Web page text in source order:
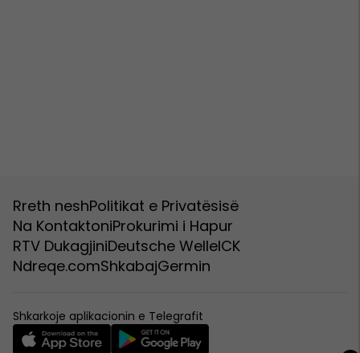
Rreth neshPolitikat e Privatësisë
Na KontaktoniProkurimi i Hapur
RTV DukagjiniDeutsche WelleICK
Ndreqe.comShkabajGermin
Shkarkoje aplikacionin e Telegrafit